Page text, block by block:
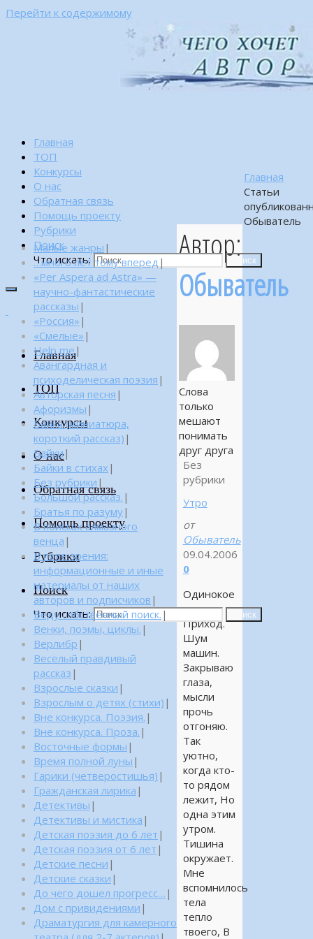
Перейти к содержимому
Главная
ТОП
Конкурсы
О нас
Обратная связь
Помощь проекту
Рубрики
Поиск
Что искать:
Поиск
Главная
ТОП
Конкурсы
О нас
Обратная связь
Помощь проекту
Рубрики
Поиск
Что искать: Поиск
Главная
Статьи
Обыватель
Автор:
Обыватель
Слова
только
мешают
понимать
друг друга
Без
рубрики
Утро
от
Обыватель
09.04.2006
0
Одинокое
утро.
Приход.
Шум
машин.
Закрываю
глаза,
мысли
прочь
отгоняю.
Так
уютно,
когда кто-
то рядом
лежит, Но
одна этим
утром.
Тишина
окружает.
Мне
вспомнилось
тела
тепло
твоего, В
Малые жанры |
…много лет тому вперед |
«Per Aspera ad Astra» —
научно-фантастические
рассказы |
«Россия» |
«Смелые» |
Help me|
Авангардная и
психоделическая поэзия |
Авторская песня |
Афоризмы |
Байка (миниатюра,
короткий рассказ) |
Байки|
Байки в стихах |
Без рубрики |
Большой рассказ. |
Братья по разуму|
В поисках алмазного
венца |
В поле зрения:
информационные и иные
материалы от наших
авторов и подписчиков |
Веду собственный поиск. |
Венки, поэмы, циклы. |
Верлибр |
Веселый правдивый
рассказ |
Взрослые сказки |
Взрослым о детях (стихи) |
Вне конкурса. Поэзия. |
Вне конкурса. Проза. |
Восточные формы |
Время полной луны |
Гарики (четверостишья) |
Гражданская лирика |
Детективы |
Детективы и мистика |
Детская поэзия до 6 лет |
Детская поэзия от 6 лет |
Детские песни |
Детские сказки |
До чего дошел прогресс… |
Дом с привидениями |
Драматургия для камерного